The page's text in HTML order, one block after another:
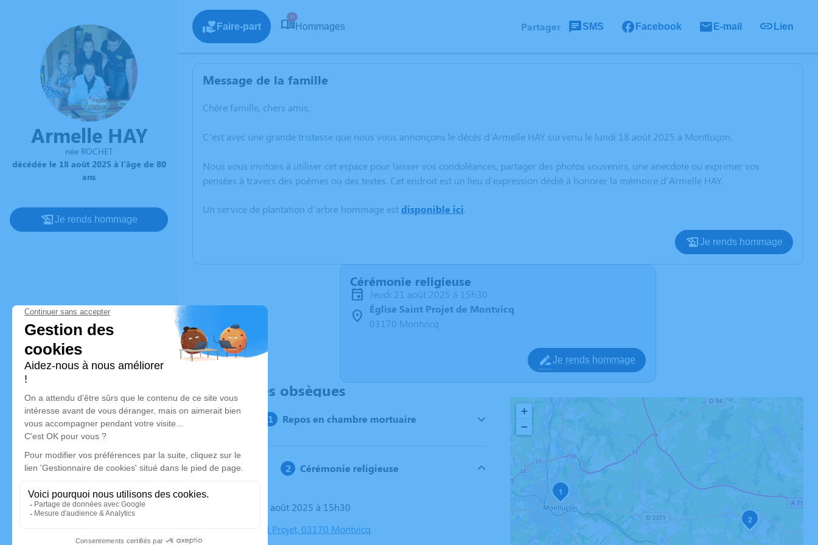
Armelle HAY
née ROCHET
décédée le 18 août 2025 à l'âge de 80
ans
Je rends hommage
Faire-part
14
Hommages Partager SMS Facebook E-mail Lien
Message de la famille
Chère famille, chers amis,
C’est avec une grande tristesse que nous vous annonçons le décès d’Armelle HAY survenu le lundi 18 août 2025 à Montluçon.
Nous vous invitons à utiliser cet espace pour laisser vos condoléances, partager des photos souvenirs, une anecdote ou exprimer vos
pensées à travers des poèmes ou des textes. Cet endroit est un lieu d'expression dédié à honorer la mémoire d’Armelle HAY.
Un service de plantation d’arbre hommage estdisponible ici.
Je rends hommage
Cérémonie religieuse
jeudi 21 août 2025 à 15h30
Église Saint Projet de Montvicq
03170 Montvicq
Je rends hommage
Déroulé des obsèques
Repos en chambre mortuaire
Cérémonie religieuse
Le jeudi 21 août 2025 à 15h30
Église Saint Projet, 03170 Montvicq
1
2
+
−